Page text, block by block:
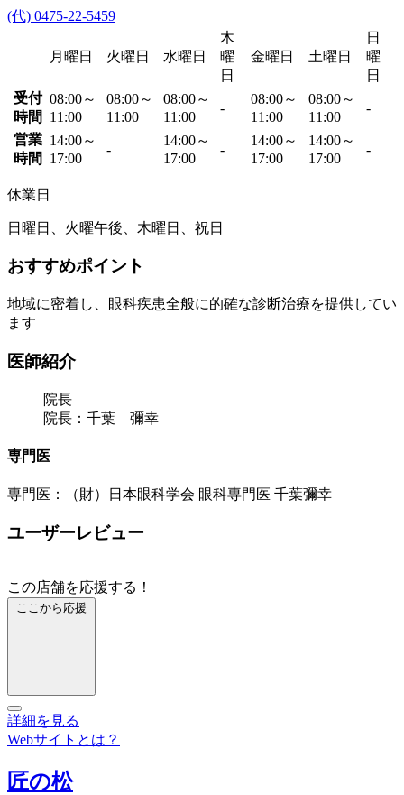
(代) 0475-22-5459
月曜日 火曜日 水曜日
木
曜
日
金曜日 土曜日
日
曜
日
受付
時間
08:00～
11:00
08:00～
11:00
08:00～
11:00
-
08:00～
11:00
08:00～
11:00
-
営業
時間
14:00～
17:00
-
14:00～
17:00
-
14:00～
17:00
14:00～
17:00
-
休業日
日曜日、火曜午後、木曜日、祝日
おすすめポイント
地域に密着し、眼科疾患全般に的確な診断治療を提供してい
ます
医師紹介
院長
院長：千葉 彌幸
専門医
専門医：（財）日本眼科学会 眼科専門医 千葉彌幸
ユーザーレビュー
この店舗を応援する！
ここから応援
詳細を見る
Webサイトとは？
匠の松